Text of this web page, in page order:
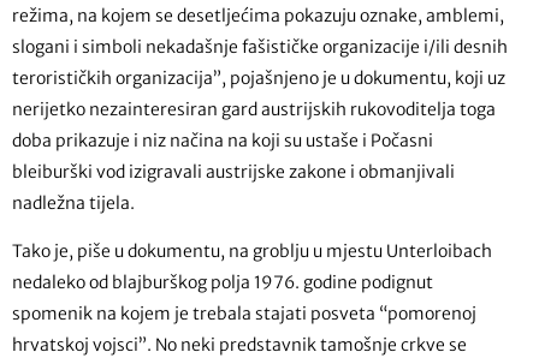
režima, na kojem se desetljećima pokazuju oznake, amblemi,
slogani i simboli nekadašnje fašističke organizacije i/ili desnih
terorističkih organizacija”, pojašnjeno je u dokumentu, koji uz
nerijetko nezainteresiran gard austrijskih rukovoditelja toga
doba prikazuje i niz načina na koji su ustaše i Počasni
bleiburški vod izigravali austrijske zakone i obmanjivali
nadležna tijela.
Tako je, piše u dokumentu, na groblju u mjestu Unterloibach
nedaleko od blajburškog polja 1976. godine podignut
spomenik na kojem je trebala stajati posveta “pomorenoj
hrvatskoj vojsci”. No neki predstavnik tamošnje crkve se